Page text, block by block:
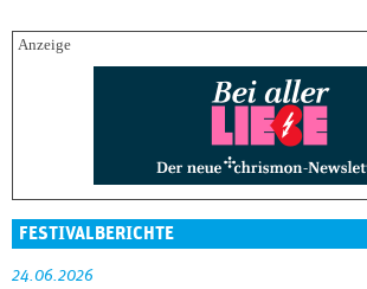
FESTIVALBERICHTE
24.06.2026